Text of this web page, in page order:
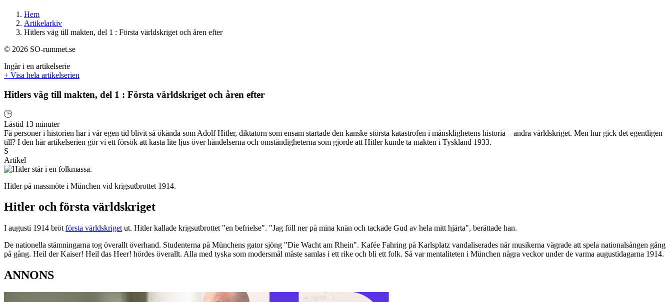
Hem
Artikelarkiv
Hitlers väg till makten, del 1 : Första världskriget och åren efter
© 2026 SO-rummet.se
Ingår i en artikelserie
+ Visa hela artikelserien
Hitlers väg till makten, del 1 : Första världskriget och åren efter
Lästid 13 minuter
Få personer i historien har i vår egen tid blivit så ökända som Adolf Hitler, diktatorn som ensam startade den kanske största katastrofen i mänsklighetens historia – andra världskriget. Men hur gick det egentligen
till? I den här artikelserien gör vi ett försök att kasta lite ljus över händelserna och omständigheterna som gjorde att Hitler kunde ta makten i Tyskland 1933.
S
Artikel
Hitler på massmöte i München vid krigsutbrottet 1914.
Hitler och första världskriget
I augusti 1914 bröt första världskriget ut. Hitler kallade krigsutbrottet "en befrielse". "Jag föll ner på mina knän och tackade Gud av hela mitt hjärta", berättade han.
De nationella stämningarna tog överallt överhand. Studenterna på Münchens gator sjöng "Die Wacht am Rhein". Kafée Fahring på Karlsplatz vandaliserades när musikerna vägrade att spela nationalsången gång
på gång. Heil der Kaiser! Heil das Heer! hördes överallt. Alla med tyska som modersmål måste samlas i ett rike och bli ett folk. Så var mentaliteten i München några veckor under de varma augustidagarna 1914.
ANNONS